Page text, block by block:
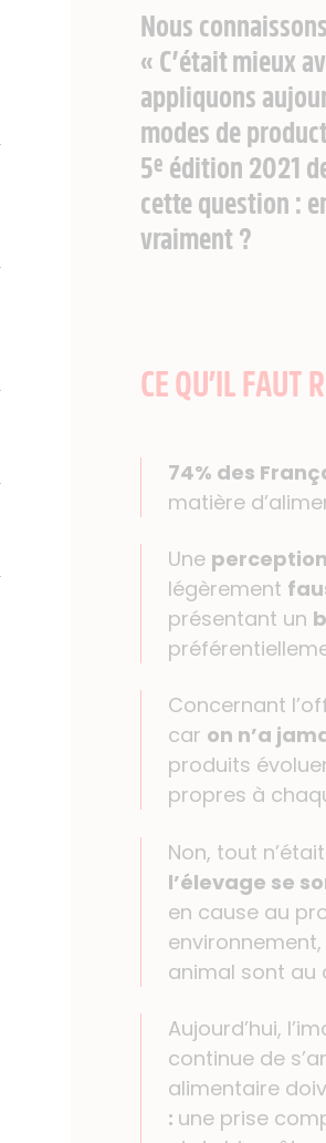
Nous
« C’était mieux
appliquons
modes de
5e édition 2021
cette question :
vraiment ?
CE QU’IL FAUT
74% des
matière
Une perception
légèrement
présentant un
Concernant
car on n’a
produits
propres à
Non, tout
l’élevage se
en cause au
animal sont
Aujourd’hui,
continue de
alimentaire
: une prise